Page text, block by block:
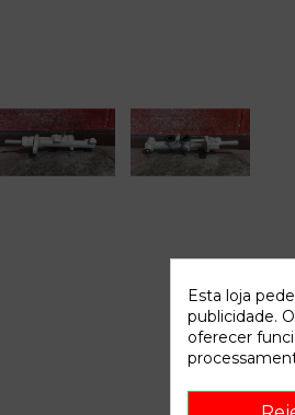
Esta loja
publicidade.
oferecer